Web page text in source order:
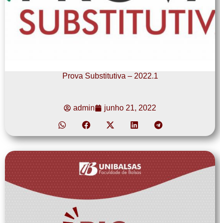
Prova Substitutiva – 2022.1
admin junho 21, 2022